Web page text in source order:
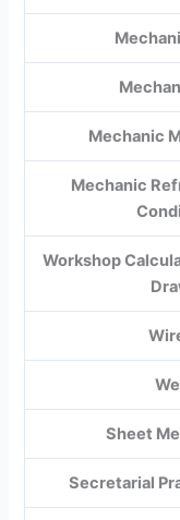
Mechanic
Mechanic
Workshop
Sheet
Secretarial